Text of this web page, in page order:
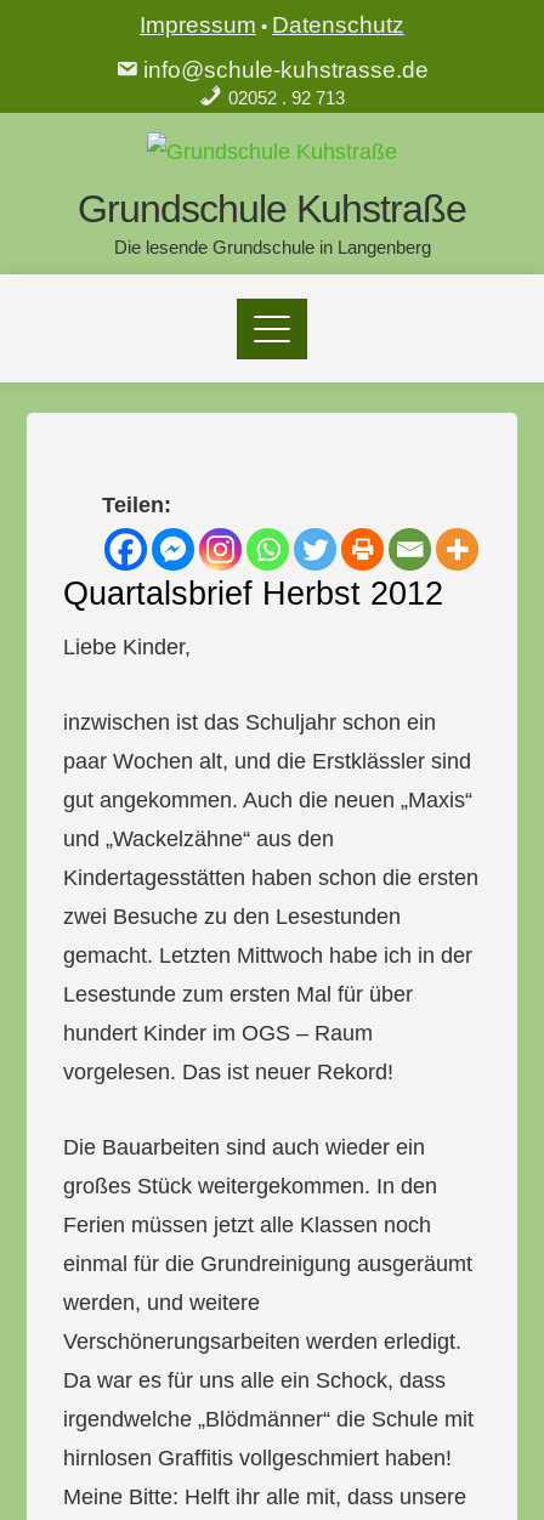
Impressum • Datenschutz
info@schule-kuhstrasse.de
02052 . 92 713
Grundschule Kuhstraße
Die lesende Grundschule in Langenberg
Teilen:
Quartalsbrief Herbst 2012
Liebe Kinder,
inzwischen ist das Schuljahr schon ein
paar Wochen alt, und die Erstklässler sind
gut angekommen. Auch die neuen „Maxis“
und „Wackelzähne“ aus den
Kindertagesstätten haben schon die ersten
zwei Besuche zu den Lesestunden
gemacht. Letzten Mittwoch habe ich in der
Lesestunde zum ersten Mal für über
hundert Kinder im OGS – Raum
vorgelesen. Das ist neuer Rekord!
Die Bauarbeiten sind auch wieder ein
großes Stück weitergekommen. In den
Ferien müssen jetzt alle Klassen noch
einmal für die Grundreinigung ausgeräumt
werden, und weitere
Verschönerungsarbeiten werden erledigt.
Da war es für uns alle ein Schock, dass
irgendwelche „Blödmänner“ die Schule mit
hirnlosen Graffitis vollgeschmiert haben!
Meine Bitte: Helft ihr alle mit, dass unsere